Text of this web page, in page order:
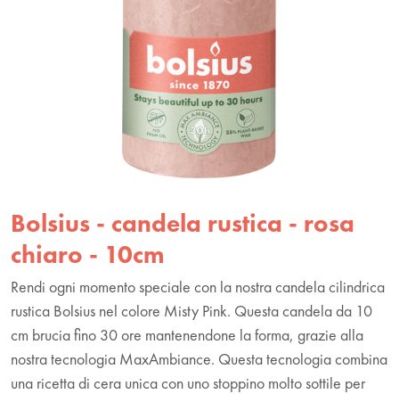
Bolsius - candela rustica - rosa
chiaro - 10cm
Rendi ogni momento speciale con la nostra candela cilindrica
rustica Bolsius nel colore Misty Pink. Questa candela da 10
cm brucia fino 30 ore mantenendone la forma, grazie alla
nostra tecnologia MaxAmbiance. Questa tecnologia combina
una ricetta di cera unica con uno stoppino molto sottile per